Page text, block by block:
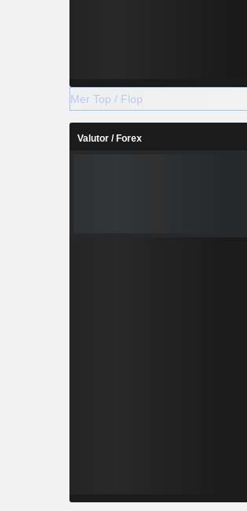
Mer Top / Flop
Valutor / Forex